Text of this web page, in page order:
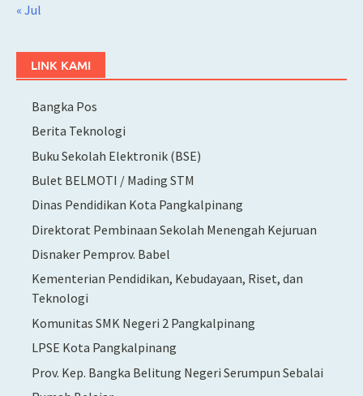
« Jul
LINK KAMI
Bangka Pos
Berita Teknologi
Buku Sekolah Elektronik (BSE)
Bulet BELMOTI / Mading STM
Dinas Pendidikan Kota Pangkalpinang
Direktorat Pembinaan Sekolah Menengah Kejuruan
Disnaker Pemprov. Babel
Kementerian Pendidikan, Kebudayaan, Riset, dan
Teknologi
Komunitas SMK Negeri 2 Pangkalpinang
LPSE Kota Pangkalpinang
Prov. Kep. Bangka Belitung Negeri Serumpun Sebalai